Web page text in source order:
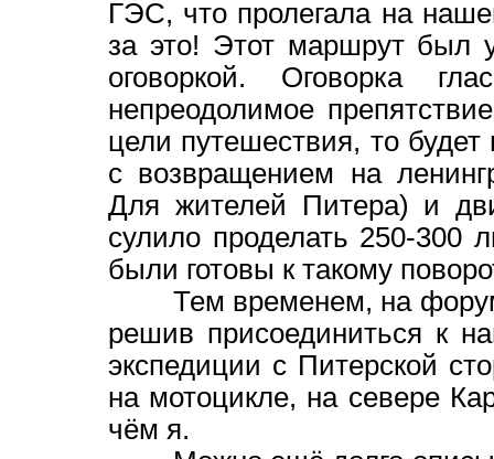
ГЭС, что пролегала на
за это! Этот маршрут был
оговоркой. Оговорка
непреодолимое
цели путешествия, то
с возвращением на
Для жителей Питера) и
сулило проделать 250-300
были готовы к такому
Тем временем, на
решив присоединиться к
экспедиции с Питерской
на мотоцикле, на севере
чём я.